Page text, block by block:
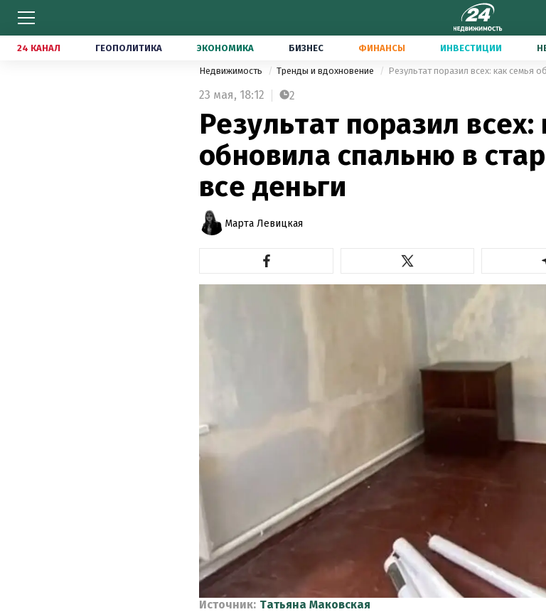
24 КАНАЛ ГЕОПОЛИТИКА ЭКОНОМИКА БИЗНЕС ФИНАНСЫ ИНВЕСТИЦИИ
Недвижимость Тренды и вдохновение Результат поразил всех: как семья
23 мая, 18:12 2
Результат поразил всех:
обновила спальню в
все деньги
Марта Левицкая
Источник: Татьяна Маковская